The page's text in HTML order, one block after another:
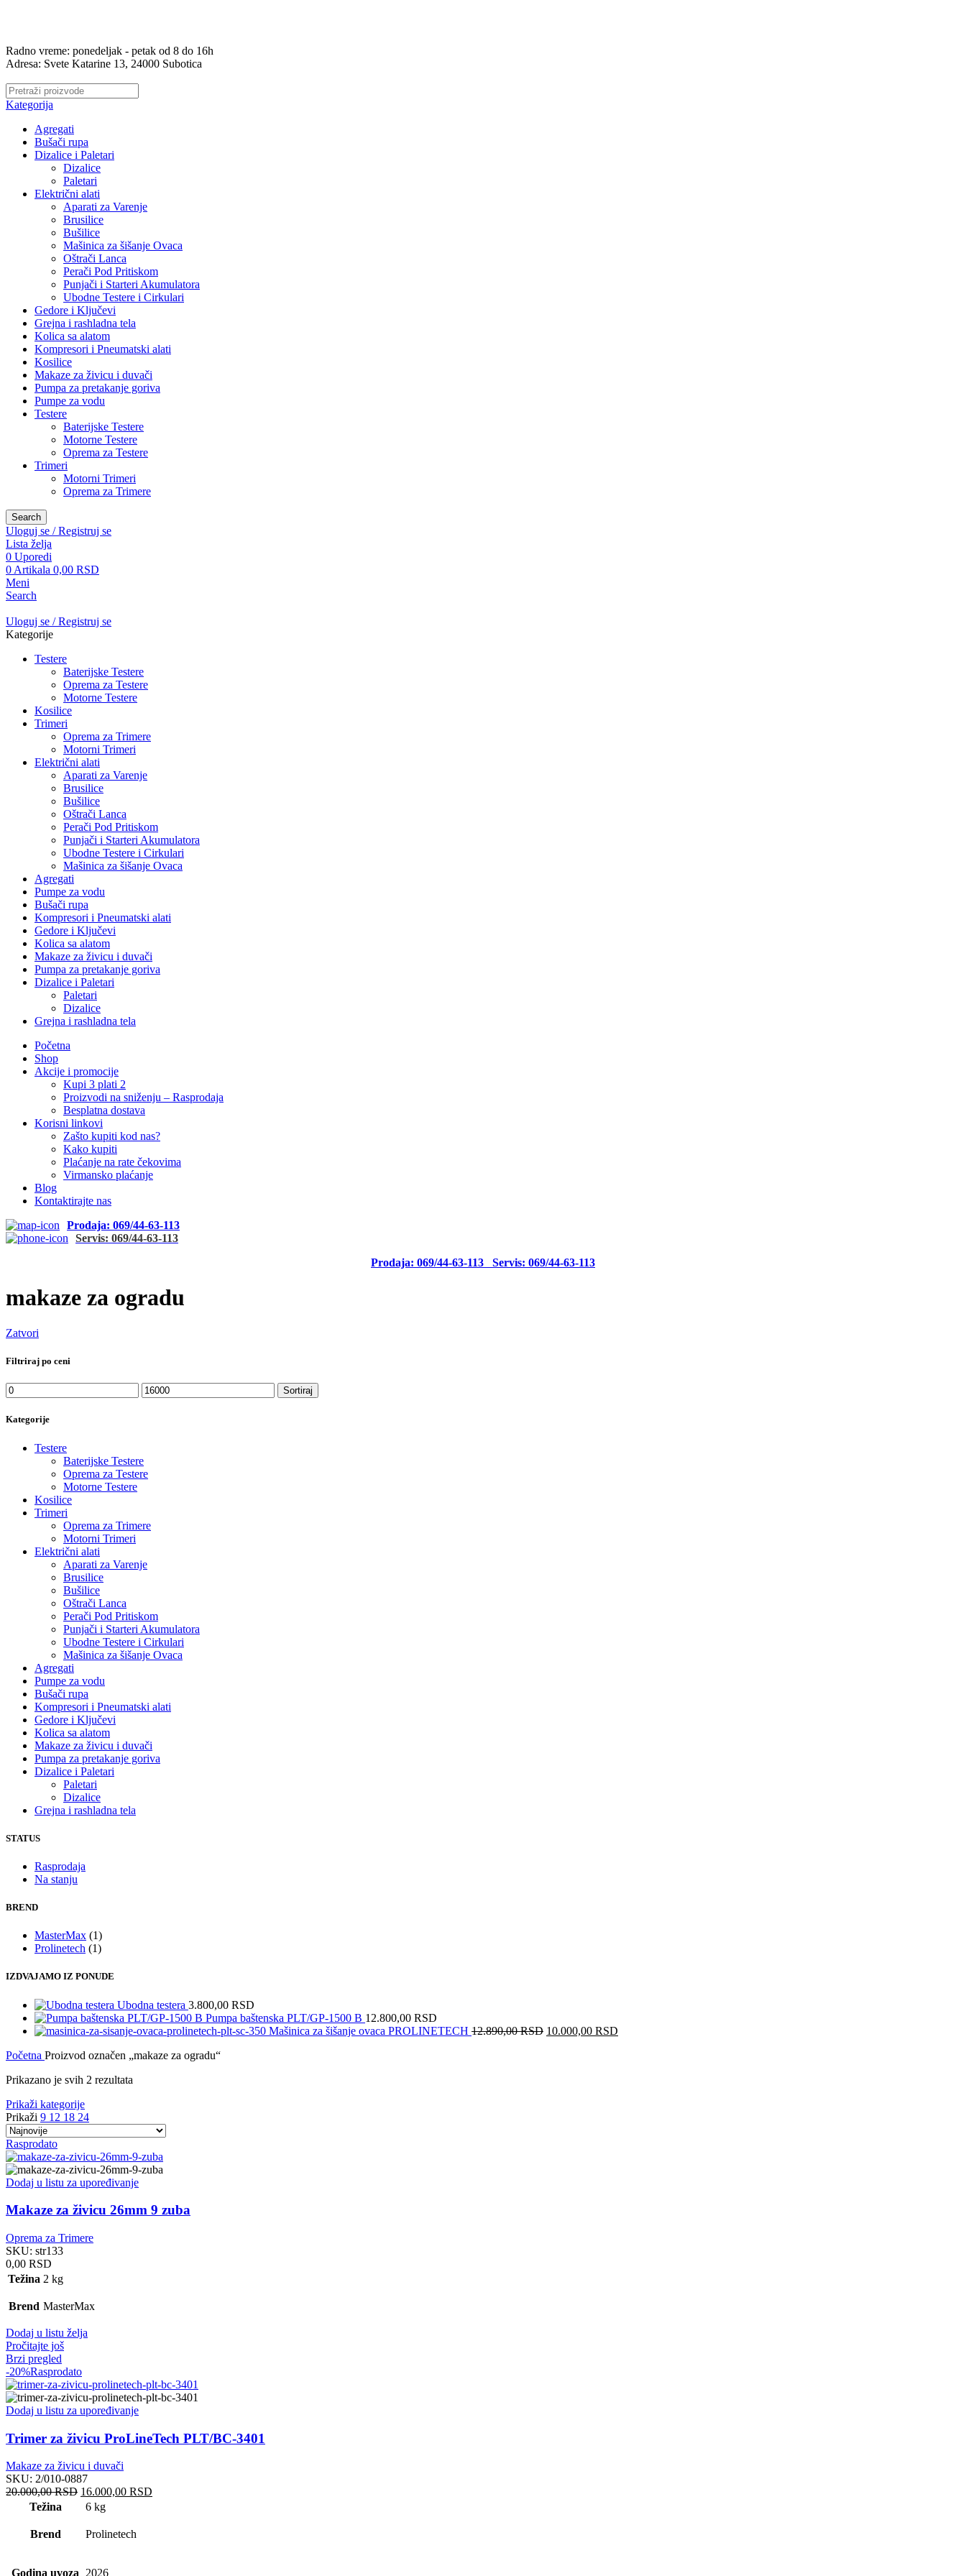
Radno vreme: ponedeljak - petak od 8 do 16h
Adresa: Svete Katarine 13, 24000 Subotica
Kategorija
Agregati
Bušači rupa
Dizalice i Paletari
Dizalice
Paletari
Električni alati
Aparati za Varenje
Brusilice
Bušilice
Mašinica za šišanje Ovaca
Oštrači Lanca
Perači Pod Pritiskom
Punjači i Starteri Akumulatora
Ubodne Testere i Cirkulari
Gedore i Ključevi
Grejna i rashladna tela
Kolica sa alatom
Kompresori i Pneumatski alati
Kosilice
Makaze za živicu i duvači
Pumpa za pretakanje goriva
Pumpe za vodu
Testere
Baterijske Testere
Motorne Testere
Oprema za Testere
Trimeri
Motorni Trimeri
Oprema za Trimere
Search
Uloguj se / Registruj se
Lista želja
0 Uporedi
0 Artikala 0,00 RSD
Meni
Search
Uloguj se / Registruj se
Kategorije
Testere
Baterijske Testere
Oprema za Testere
Motorne Testere
Kosilice
Trimeri
Oprema za Trimere
Motorni Trimeri
Električni alati
Aparati za Varenje
Brusilice
Bušilice
Oštrači Lanca
Perači Pod Pritiskom
Punjači i Starteri Akumulatora
Ubodne Testere i Cirkulari
Mašinica za šišanje Ovaca
Agregati
Pumpe za vodu
Bušači rupa
Kompresori i Pneumatski alati
Gedore i Ključevi
Kolica sa alatom
Makaze za živicu i duvači
Pumpa za pretakanje goriva
Dizalice i Paletari
Paletari
Dizalice
Grejna i rashladna tela
Početna
Shop
Akcije i promocije
Kupi 3 plati 2
Proizvodi na sniženju – Rasprodaja
Besplatna dostava
Korisni linkovi
Zašto kupiti kod nas?
Kako kupiti
Plaćanje na rate čekovima
Virmansko plaćanje
Blog
Kontaktirajte nas
Prodaja: 069/44-63-113
Servis: 069/44-63-113
Prodaja: 069/44-63-113
Servis: 069/44-63-113
makaze za ogradu
Zatvori
Filtriraj po ceni
Minimalna
cena
Maksimalna
cena
Sortiraj
Kategorije
Testere
Baterijske Testere
Oprema za Testere
Motorne Testere
Kosilice
Trimeri
Oprema za Trimere
Motorni Trimeri
Električni alati
Aparati za Varenje
Brusilice
Bušilice
Oštrači Lanca
Perači Pod Pritiskom
Punjači i Starteri Akumulatora
Ubodne Testere i Cirkulari
Mašinica za šišanje Ovaca
Agregati
Pumpe za vodu
Bušači rupa
Kompresori i Pneumatski alati
Gedore i Ključevi
Kolica sa alatom
Makaze za živicu i duvači
Pumpa za pretakanje goriva
Dizalice i Paletari
Paletari
Dizalice
Grejna i rashladna tela
STATUS
Rasprodaja
Na stanju
BREND
MasterMax (1)
Prolinetech (1)
IZDVAJAMO IZ PONUDE
Ubodna testera 3.800,00 RSD
Pumpa baštenska PLT/GP-1500 B 12.800,00 RSD
Mašinica za šišanje ovaca PROLINETECH 12.890,00RSD Originalna
10.000,00 RSD
Početna Proizvod označen „makaze za ogradu“
Prikazano je svih 2 rezultata
Prikaži kategorije
Prikaži 9 12 18 24
Rasprodato
Dodaj u listu za upoređivanje
Makaze za živicu 26mm 9 zuba
Oprema za Trimere
SKU: str133
0,00 RSD
Težina 2 kg
Brend MasterMax
Dodaj u listu želja
Pročitajte još
Brzi pregled
-20%Rasprodato
Dodaj u listu za upoređivanje
Trimer za živicu ProLineTech PLT/BC-3401
Makaze za živicu i duvači
SKU: 2/010-0887
20.000,00RSD Originalna
cena
bila:
16.000,00 RSD
Težina 6 kg
Brend Prolinetech
Godina uvoza 2026